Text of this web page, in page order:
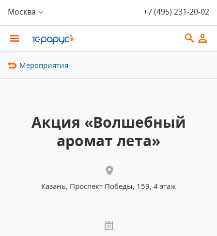
Москва +7 (495) 231-20-02
Мероприятия
Акция «Волшебный
аромат лета»
Казань, Проспект Победы, 159, 4 этаж